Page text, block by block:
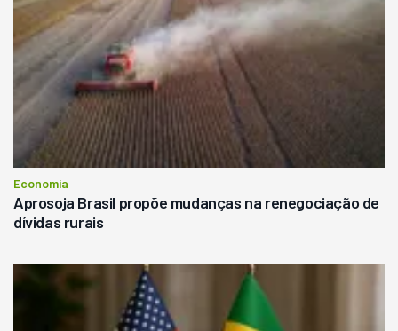
Economia
Aprosoja Brasil propõe mudanças na renegociação de
dívidas rurais